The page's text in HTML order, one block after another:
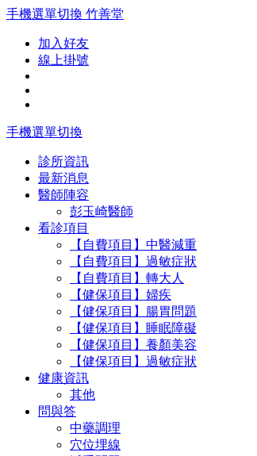
手機選單切換 竹善堂
加入好友
線上掛號
手機選單切換
診所資訊
最新消息
醫師陣容
彭玉崎醫師
看診項目
【自費項目】中醫減重
【自費項目】過敏症狀
【自費項目】轉大人
【健保項目】婦疾
【健保項目】腸胃問題
【健保項目】睡眠障礙
【健保項目】養顏美容
【健保項目】過敏症狀
健康資訊
其他
問與答
中藥調理
穴位埋線